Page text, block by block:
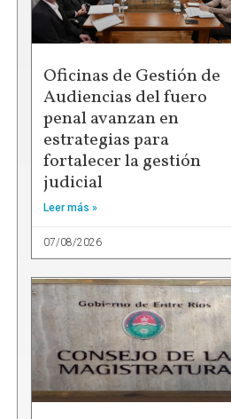
Oficinas de Gestión de
Audiencias del fuero
penal avanzan en
estrategias para
fortalecer la gestión
judicial
Leer más »
07/08/2026